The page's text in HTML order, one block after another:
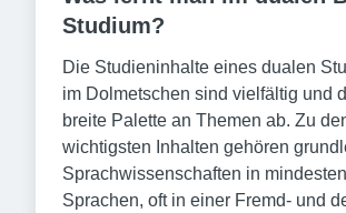
Studium?
Die Studieninhalte eines dualen
im Dolmetschen sind vielfältig und
breite Palette an Themen ab. Zu
wichtigsten Inhalten gehören
Sprachwissenschaften in
Sprachen, oft in einer Fremd- und